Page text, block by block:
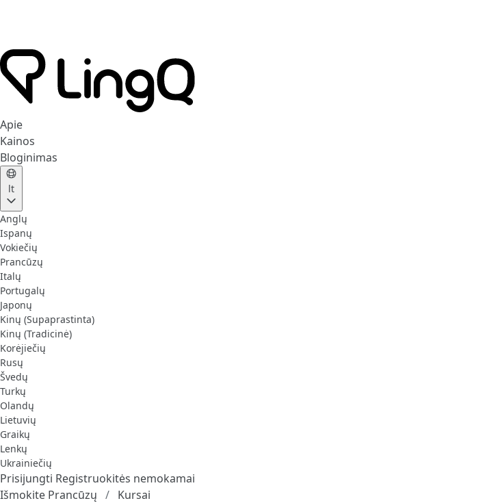
Apie
Kainos
Bloginimas
lt
Anglų
Ispanų
Vokiečių
Prancūzų
Italų
Portugalų
Japonų
Kinų (Supaprastinta)
Kinų (Tradicinė)
Korėjiečių
Rusų
Švedų
Turkų
Olandų
Lietuvių
Graikų
Lenkų
Ukrainiečių
Prisijungti Registruokitės nemokamai
Išmokite Prancūzų
Kursai